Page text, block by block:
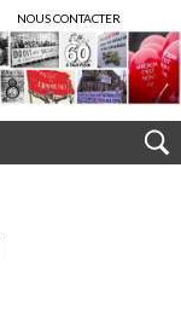
NOUS CONTACTER